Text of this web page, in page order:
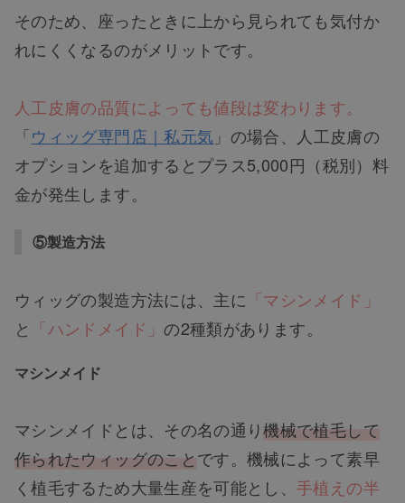
そのため、座ったときに上から見られても気付か
れにくくなるのがメリットです。
人工皮膚の品質によっても値段は変わります。
「ウィッグ専門店｜私元気 」の場合、人工皮膚の
オプションを追加するとプラス5,000円（税別）料
金が発生します。
⑤製造方法
ウィッグの製造方法には、主に 「マシンメイド」
と 「ハンドメイド」の2種類があります。
マシンメイド
マシンメイドとは、その名の通り機械で植毛して
作られたウィッグのことです。機械によって素早
く植毛するため大量生産を可能とし、手植えの半